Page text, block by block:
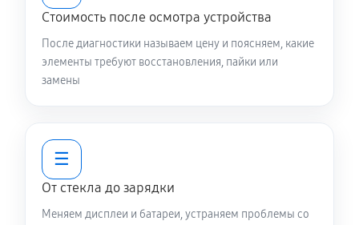
Стоимость после осмотра устройства
После диагностики называем цену и поясняем, какие
элементы требуют восстановления, пайки или
замены
☰
От стекла до зарядки
Меняем дисплеи и батареи, устраняем проблемы со